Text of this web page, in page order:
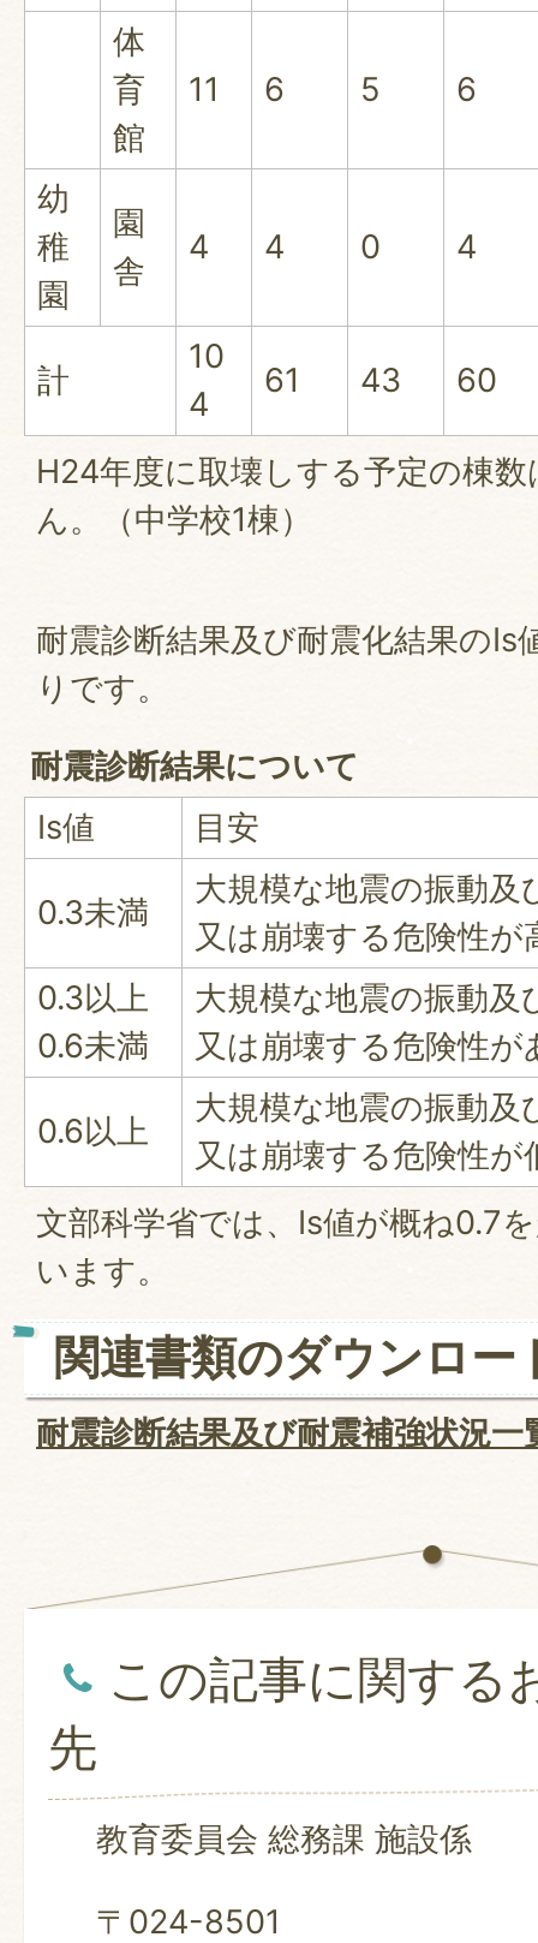
体
育
館
11 6 5 6
幼
稚
園
園
舎
4 4 0 4
計
10
4
61 43 60
H24年度に取壊しする予定の棟
ん。（中学校1棟）
耐震診断結果及び耐震化結果のIs
りです。
耐震診断結果について
Is値
目安
0.3未満
大規模な地震の振動及
又は崩壊する危険性が
0.3以上
0.6未満
大規模な地震の振動及
又は崩壊する危険性が
0.6以上
大規模な地震の振動及
又は崩壊する危険性が
文部科学省では、Is値が概ね0.7
います。
関連書類のダウンロー
耐震診断結果及び耐震補強状況
この記事に関する
先
教育委員会 総務課 施設係
〒024-8501